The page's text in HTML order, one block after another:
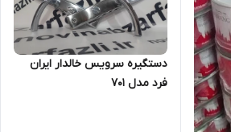
دستگیره سرویس خالدار ایران
فرد مدل 701